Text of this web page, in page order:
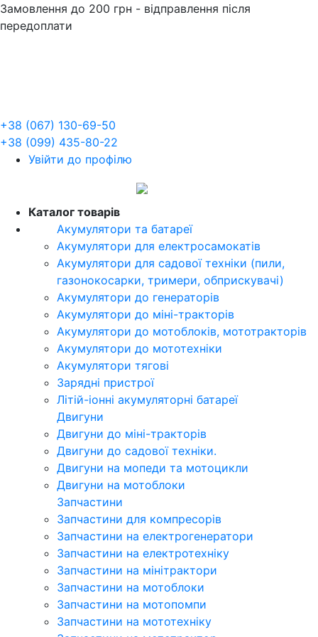
Замовлення до 200 грн - відправлення після
передоплати
+38 (067) 130-69-50
+38 (099) 435-80-22
Увійти до профілю
Каталог товарів
Акумулятори та батареї
Акумулятори для електросамокатів
Акумулятори для садової техніки (пили,
газонокосарки, тримери, обприскувачі)
Акумулятори до генераторів
Акумулятори до міні-тракторів
Акумулятори до мотоблоків, мототракторів
Акумулятори до мототехніки
Акумулятори тягові
Зарядні пристрої
Літій-іонні акумуляторні батареї
Двигуни
Двигуни до міні-тракторів
Двигуни до садової техніки.
Двигуни на мопеди та мотоцикли
Двигуни на мотоблоки
Запчастини
Запчастини для компресорів
Запчастини на електрогенератори
Запчастини на електротехніку
Запчастини на мінітрактори
Запчастини на мотоблоки
Запчастини на мотопомпи
Запчастини на мототехніку